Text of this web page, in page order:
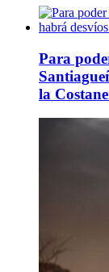
Para
la